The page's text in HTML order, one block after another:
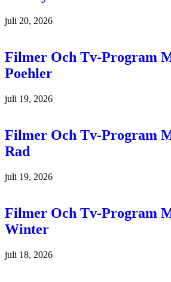
juli 20, 2026
Filmer Och Tv-Program
Poehler
juli 19, 2026
Filmer Och Tv-Program
Rad
juli 19, 2026
Filmer Och Tv-Program
Winter
juli 18, 2026